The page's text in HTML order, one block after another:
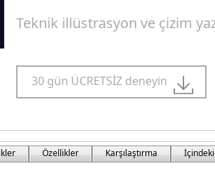
Teknik illüstrasyon ve çizim
30 gün ÜCRETSİZ deneyin
Özellikler Karşılaştırma